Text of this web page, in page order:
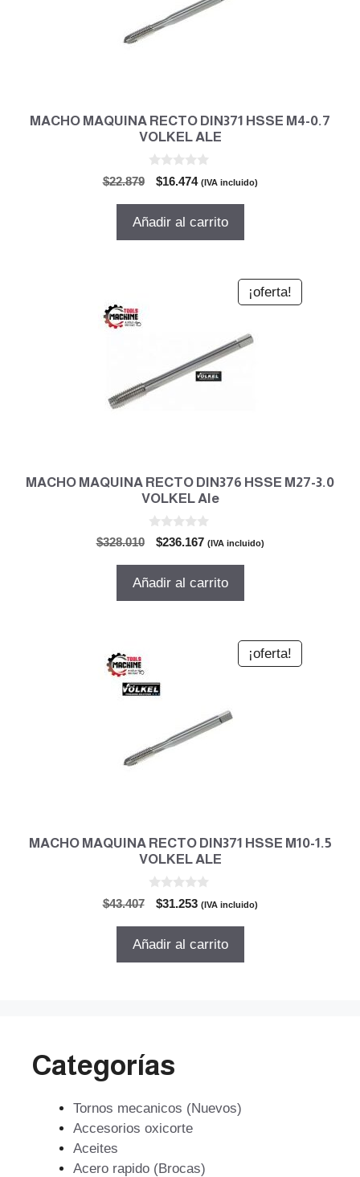
MACHO MAQUINA RECTO DIN371 HSSE M4-0.7
VOLKEL ALE
$22.879
El
original
$16.474El
actual
(IVA incluido)
Añadir al carrito
¡oferta!
MACHO MAQUINA RECTO DIN376 HSSE M27-3.0
VOLKEL Ale
$328.010
El
original
$236.167El
actual
(IVA incluido)
Añadir al carrito
¡oferta!
MACHO MAQUINA RECTO DIN371 HSSE M10-1.5
VOLKEL ALE
$43.407
El
original
$31.253El
actual
(IVA incluido)
Añadir al carrito
Categorías
Tornos mecanicos (Nuevos)
Accesorios oxicorte
Aceites
Acero rapido (Brocas)